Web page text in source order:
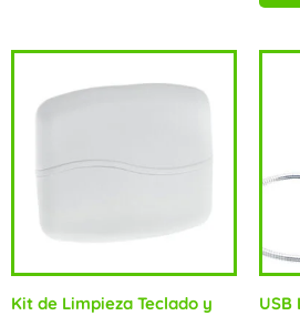
Kit de Limpieza Teclado y
USB